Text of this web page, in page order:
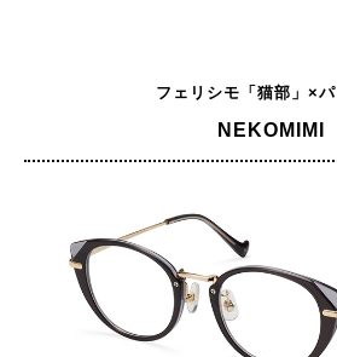
フェリシモ「猫部」×
NEKOMIMI